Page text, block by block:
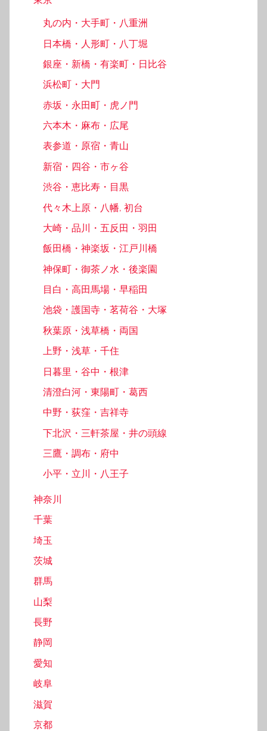
丸の内・大手町・八重洲
日本橋・人形町・八丁堀
銀座・新橋・有楽町・日比谷
浜松町・大門
赤坂・永田町・虎ノ門
六本木・麻布・広尾
表参道・原宿・青山
新宿・四谷・市ヶ谷
渋谷・恵比寿・目黒
代々木上原・八幡, 初台
大崎・品川・五反田・羽田
飯田橋・神楽坂・江戸川橋
神保町・御茶ノ水・後楽園
目白・高田馬場・早稲田
池袋・護国寺・茗荷谷・大塚
秋葉原・浅草橋・両国
上野・浅草・千住
日暮里・谷中・根津
清澄白河・東陽町・葛西
中野・荻窪・吉祥寺
下北沢・三軒茶屋・井の頭線
三鷹・調布・府中
小平・立川・八王子
神奈川
千葉
埼玉
茨城
群馬
山梨
長野
静岡
愛知
岐阜
滋賀
京都